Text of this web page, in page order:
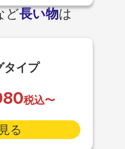
ど長い物は
タイプ
税込〜
る